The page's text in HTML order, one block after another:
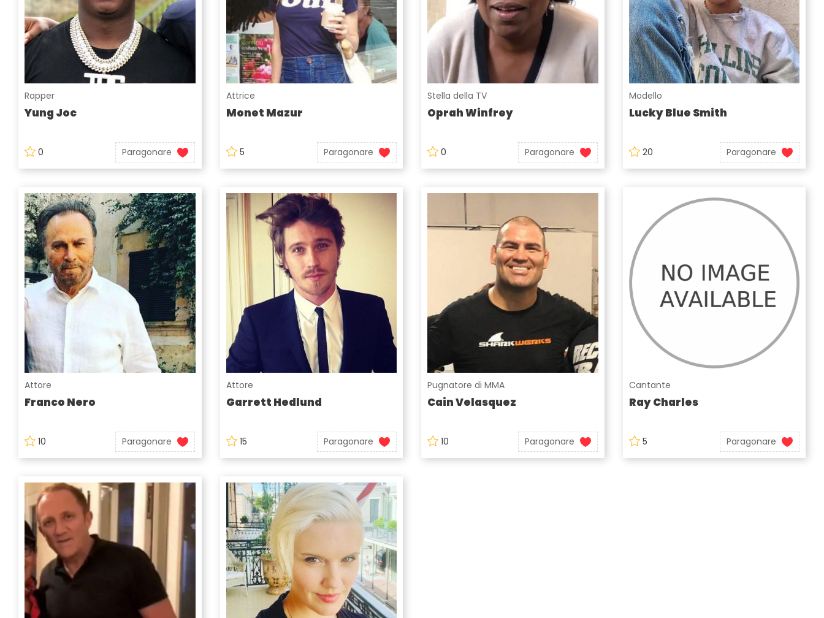
Rapper
Yung Joc
0 Paragonare
Attrice
Monet Mazur
5 Paragonare
Stella della TV
Oprah Winfrey
0 Paragonare
Modello
Lucky Blue Smith
20 Paragonare
Attore
Franco Nero
10 Paragonare
Attore
Garrett Hedlund
15 Paragonare
Pugnatore di MMA
Cain Velasquez
10 Paragonare
Cantante
Ray Charles
5 Paragonare